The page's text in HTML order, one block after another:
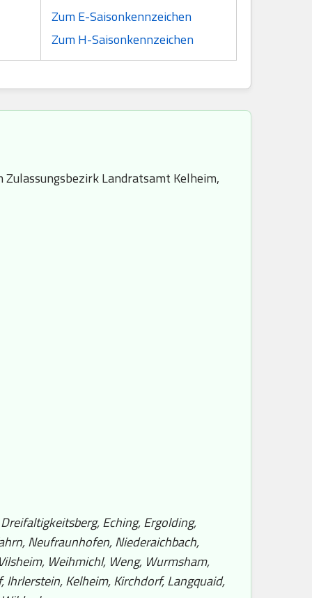
Zum E-Saisonkennzeichen
Zum H-Saisonkennzeichen
Zulassungsbezirk Landratsamt Kelheim,
Eching, Ergolding,
Neufraunhofen, Niederaichbach,
Weihmichl, Weng, Wurmsham,
Kelheim, Kirchdorf, Langquaid,